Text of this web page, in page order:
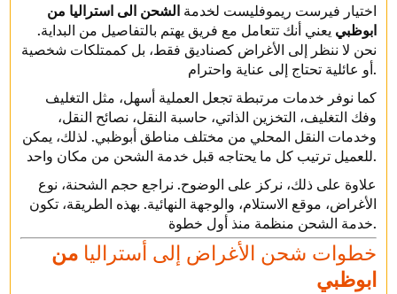
اختيار فيرست ريموفليست لخدمة الشحن الى استراليا من
ابوظبي يعني أنك تتعامل مع فريق يهتم بالتفاصيل من البداية.
نحن لا ننظر إلى الأغراض كصناديق فقط، بل كممتلكات شخصية
أو عائلية تحتاج إلى عناية واحترام.
كما نوفر خدمات مرتبطة تجعل العملية أسهل، مثل التغليف
وفك التغليف، التخزين الذاتي، حاسبة النقل، نصائح النقل،
وخدمات النقل المحلي من مختلف مناطق أبوظبي. لذلك، يمكن
للعميل ترتيب كل ما يحتاجه قبل خدمة الشحن من مكان واحد.
علاوة على ذلك، نركز على الوضوح. نراجع حجم الشحنة، نوع
الأغراض، موقع الاستلام، والوجهة النهائية. بهذه الطريقة، تكون
خدمة الشحن منظمة منذ أول خطوة.
خطوات شحن الأغراض إلى أستراليا من
ابوظبي